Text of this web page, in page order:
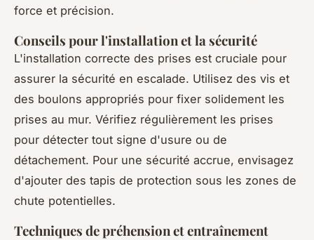
force et précision.
Conseils pour l'installation et la sécurité
L'installation correcte des prises est cruciale pour
assurer la sécurité en escalade. Utilisez des vis et
des boulons appropriés pour fixer solidement les
prises au mur. Vérifiez régulièrement les prises
pour détecter tout signe d'usure ou de
détachement. Pour une sécurité accrue, envisagez
d'ajouter des tapis de protection sous les zones de
chute potentielles.
Techniques de préhension et entraînement